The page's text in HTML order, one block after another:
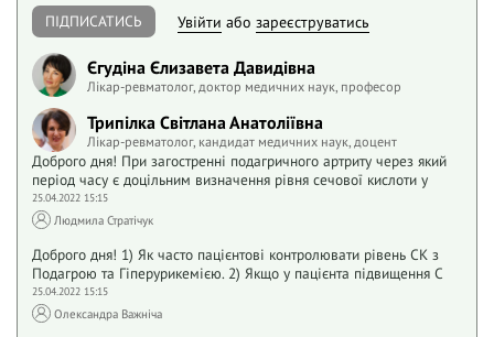
ПІДПИСАТИСЬ Увійти або зареєструватись
Єгудіна Єлизавета Давидівна
Лікар-ревматолог, доктор медичних наук, професор
Трипілка Світлана Анатоліївна
Лікар-ревматолог, кандидат медичних наук, доцент
Доброго дня! При загостренні подагричного артриту через який
період часу є доцільним визначення рівня сечової кислоти у
25.04.2022 15:15
Людмила Стратічук
Доброго дня! 1) Як часто пацієнтові контролювати рівень СК з
Подагрою та Гіперурикемією. 2) Якщо у пацієнта підвищення С
25.04.2022 15:15
Олександра Важніча